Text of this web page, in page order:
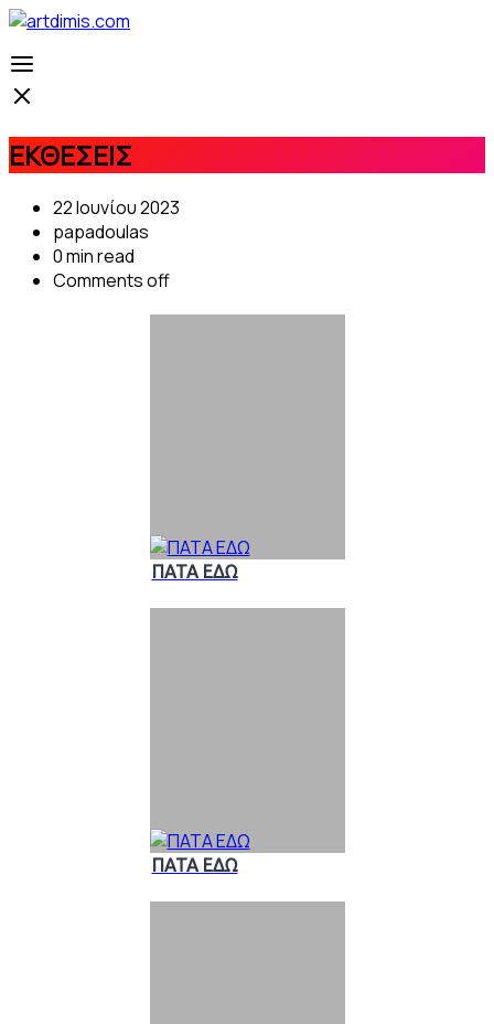
ΕΚΘΕΣΕΙΣ
22 Ιουνίου 2023
papadoulas
0 min read
Comments off
ΠΑΤΑ ΕΔΩ
ΠΑΤΑ ΕΔΩ